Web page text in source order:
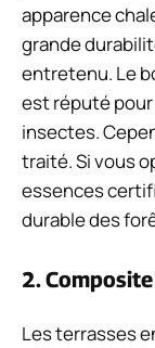
apparence
grande
entretenu. Le
est réputé
insectes.
traité. Si vous
essences
durable des
2. Composite
Les terrasses